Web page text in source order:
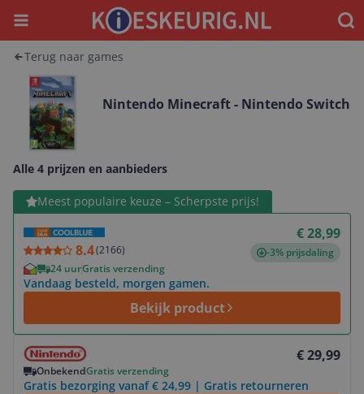
Menu
Terug naar games
Nintendo Minecraft - Nintendo Switch
Alle 4 prijzen en aanbieders
Meest populaire keuze – Scherpste prijs!
8.4(2166)
€ 28,99
-3% prijsdaling
24 uurGratis verzending
Vandaag besteld, morgen gamen.
Bekijk product
Bekijk product
€ 29,99
OnbekendGratis verzending
Gratis bezorging vanaf € 24,99 | Gratis retourneren
Bekijk product